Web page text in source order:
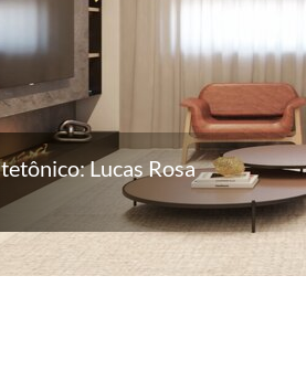
Lucas Rosa